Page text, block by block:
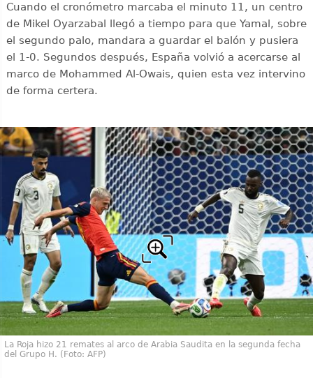
Cuando el cronómetro marcaba el minuto 11, un centro
de Mikel Oyarzabal llegó a tiempo para que Yamal, sobre
el segundo palo, mandara a guardar el balón y pusiera
el 1-0. Segundos después, España volvió a acercarse al
marco de Mohammed Al-Owais, quien esta vez intervino
de forma certera.
La Roja hizo 21 remates al arco de Arabia Saudita en la segunda fecha
del Grupo H. (Foto: AFP)